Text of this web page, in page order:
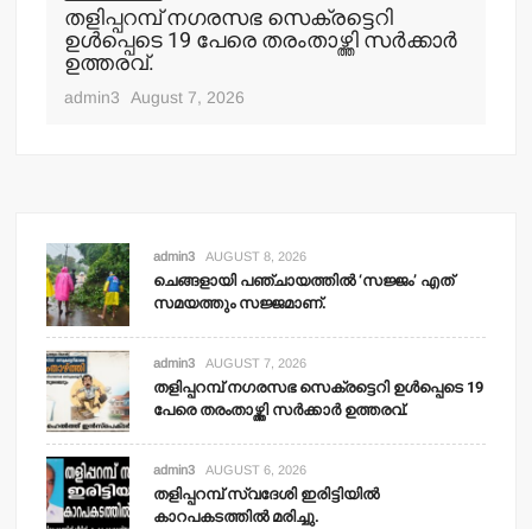
തളിപ്പറമ്പ് നഗരസഭ സെക്രട്ടെറി
ഉള്‍പ്പെടെ 19 പേരെ തരംതാഴ്ത്തി സര്‍ക്കാര്‍
ഉത്തരവ്.
admin3 August 7, 2026
admin3 AUGUST 8, 2026
ചെങ്ങളായി പഞ്ചായത്തില്‍ ‘സജ്ജം’ എത്
സമയത്തും സജ്ജമാണ്.
admin3 AUGUST 7, 2026
തളിപ്പറമ്പ് നഗരസഭ സെക്രട്ടെറി ഉള്‍പ്പെടെ 19
പേരെ തരംതാഴ്ത്തി സര്‍ക്കാര്‍ ഉത്തരവ്.
admin3 AUGUST 6, 2026
തളിപ്പറമ്പ് സ്വദേശി ഇരിട്ടിയില്‍
കാറപകടത്തില്‍ മരിച്ചു.